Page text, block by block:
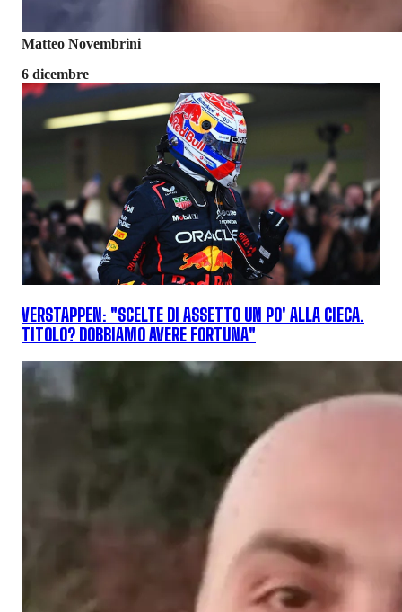
Matteo Novembrini
6 dicembre
VERSTAPPEN: "SCELTE DI ASSETTO UN PO' ALLA CIECA.
TITOLO? DOBBIAMO AVERE FORTUNA"